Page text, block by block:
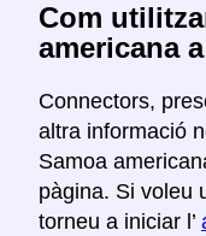
Com
americana
Connectors,
altra informació
Samoa
pàgina. Si voleu
torneu a iniciar l’